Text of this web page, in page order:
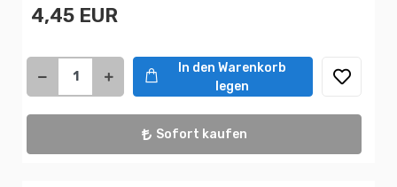
4,45 EUR
In den Warenkorb
legen
Sofort kaufen